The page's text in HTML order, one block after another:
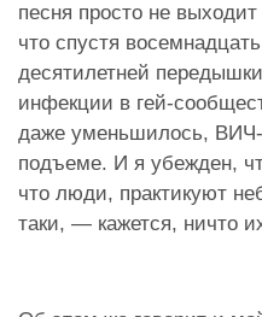
песня просто не
что спустя
десятилетней
инфекции в гей-
даже уменьшилось,
подъеме. И я убежден,
что люди, практикуют
таки, — кажется, ничто